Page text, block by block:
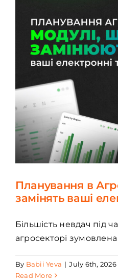
Планування в
замінять ваші
Більшість невдач під
агросекторі
By Babii Yeva | July 6th, 2026
Read More